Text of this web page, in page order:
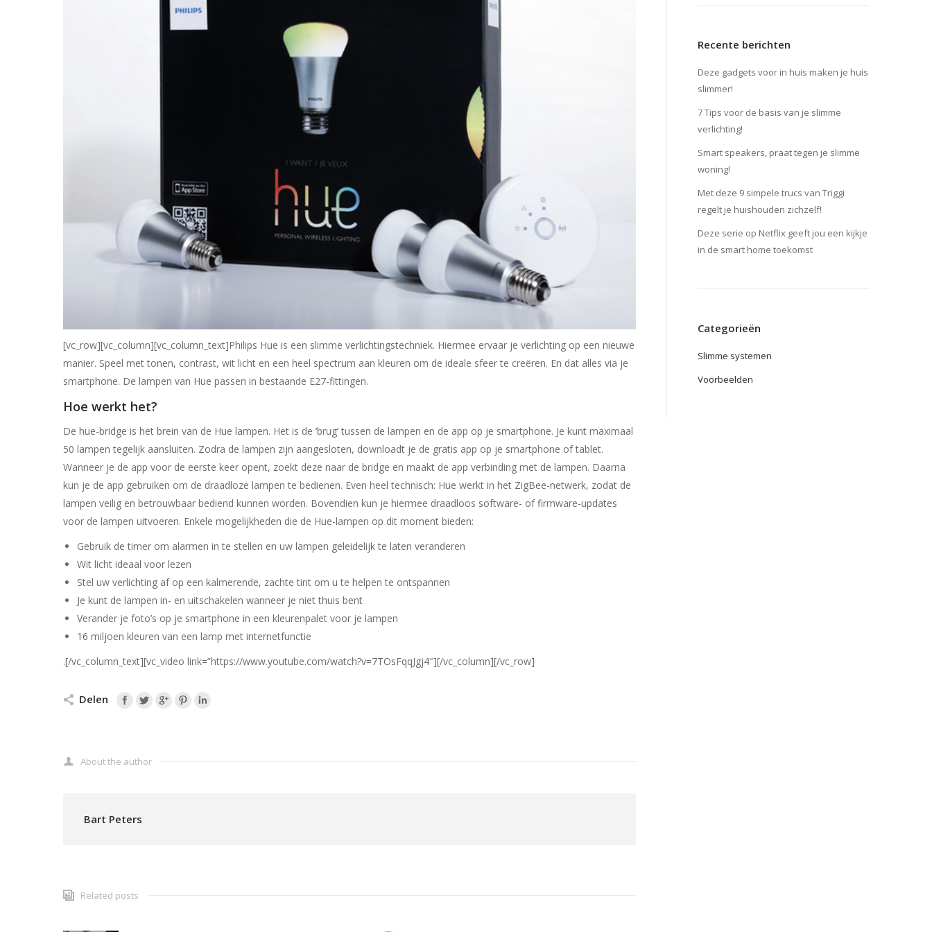
[vc_row][vc_column][vc_column_text]Philips Hue is een slimme verlichtingstechniek. Hiermee ervaar je verlichting op een nieuwe
manier. Speel met tonen, contrast, wit licht en een heel spectrum aan kleuren om de ideale sfeer te creëren. En dat alles via je
smartphone. De lampen van Hue passen in bestaande E27-fittingen.
Hoe werkt het?
De hue-bridge is het brein van de Hue lampen. Het is de ‘brug’ tussen de lampen en de app op je smartphone. Je kunt maximaal
50 lampen tegelijk aansluiten. Zodra de lampen zijn aangesloten, downloadt je de gratis app op je smartphone of tablet.
Wanneer je de app voor de eerste keer opent, zoekt deze naar de bridge en maakt de app verbinding met de lampen. Daarna
kun je de app gebruiken om de draadloze lampen te bedienen. Even heel technisch: Hue werkt in het ZigBee-netwerk, zodat de
lampen veilig en betrouwbaar bediend kunnen worden. Bovendien kun je hiermee draadloos software- of firmware-updates
voor de lampen uitvoeren. Enkele mogelijkheden die de Hue-lampen op dit moment bieden:
Gebruik de timer om alarmen in te stellen en uw lampen geleidelijk te laten veranderen
Wit licht ideaal voor lezen
Stel uw verlichting af op een kalmerende, zachte tint om u te helpen te ontspannen
Je kunt de lampen in- en uitschakelen wanneer je niet thuis bent
Verander je foto’s op je smartphone in een kleurenpalet voor je lampen
16 miljoen kleuren van een lamp met internetfunctie
.[/vc_column_text][vc_video link=”https://www.youtube.com/watch?v=7TOsFqqJgj4″][/vc_column][/vc_row]
Delen
About the author
Bart Peters
Related posts
Recente berichten
Deze gadgets voor in huis maken je huis
slimmer!
7 Tips voor de basis van je slimme
verlichting!
Smart speakers, praat tegen je slimme
woning!
Met deze 9 simpele trucs van Triggi
regelt je huishouden zichzelf!
Deze serie op Netflix geeft jou een kijkje
in de smart home toekomst
Categorieën
Slimme systemen
Voorbeelden